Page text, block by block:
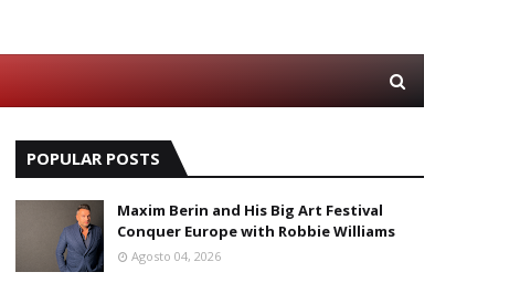
POPULAR POSTS
Maxim Berin and His Big Art Festival
Conquer Europe with Robbie Williams
Agosto 04, 2026